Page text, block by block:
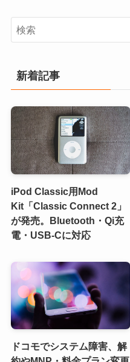
新着記事
iPod Classic用Mod
Kit「Classic Connect 2」
が発売。Bluetooth・Qi充
電・USB-Cに対応
ドコモでシステム障害、解